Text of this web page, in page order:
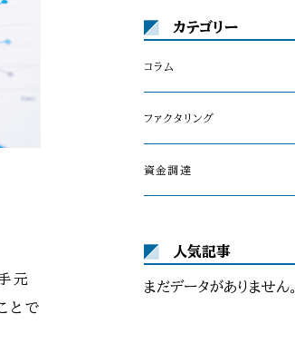
元
とで
カテゴリー
コラム
ファクタリング
資金調達
人気記事
まだデータがありません。